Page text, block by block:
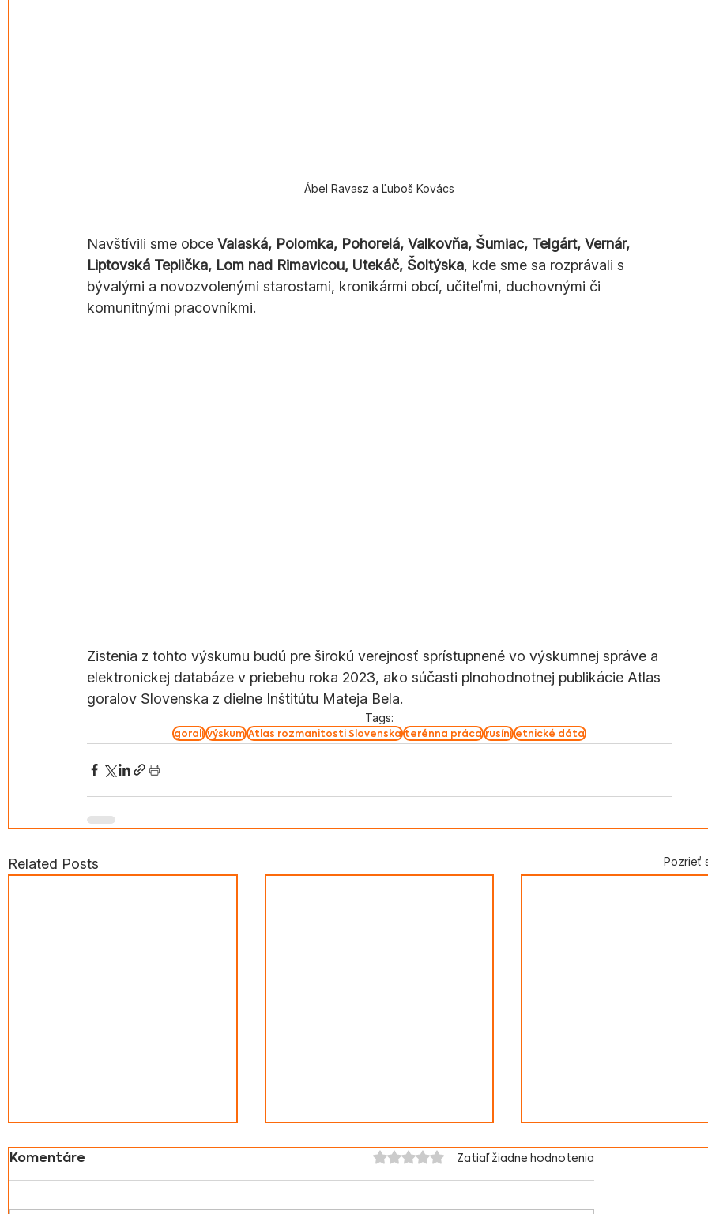
Ábel Ravasz a Ľuboš Kovács
Navštívili sme obce Valaská, Polomka, Pohorelá, Valkovňa, Šumiac, Telgárt, Vernár,
Liptovská Teplička, Lom nad Rimavicou, Utekáč, Šoltýska, kde sme sa rozprávali s
bývalými a novozvolenými starostami, kronikármi obcí, učiteľmi, duchovnými či
komunitnými pracovníkmi.
Zistenia z tohto výskumu budú pre širokú verejnosť sprístupnené vo výskumnej správe a
elektronickej databáze v priebehu roka 2023, ako súčasti plnohodnotnej publikácie Atlas
goralov Slovenska z dielne Inštitútu Mateja Bela.
Tags:
gorali výskum Atlas rozmanitosti Slovenska terénna práca rusíni etnické dáta
Related Posts Pozrieť
Komentáre Hodnotenie 0 z 5 hviezdičiek.
Zatiaľ žiadne hodnotenia